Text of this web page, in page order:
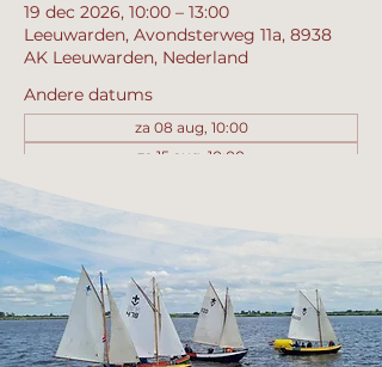
19 dec 2026, 10:00 – 13:00
Leeuwarden, Avondsterweg 11a, 8938
AK Leeuwarden, Nederland
Andere datums
za 08 aug, 10:00
za 15 aug, 10:00
Bekijk alle 358 datums
Meld mij aan!